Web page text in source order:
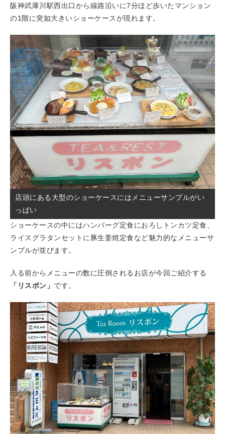
阪神武庫川駅西出口から線路沿いに7分ほど歩いたマンション
の1階に突如大きいショーケースが現れます。
店頭にある大型のショーケースにはメニューサンプルがい
っぱい
ショーケースの中にはハンバーグ定食におろしトンカツ定食、
ライスグラタンセットに豚生姜焼定食など魅力的なメニューサ
ンプルが並びます。
入る前からメニューの数に圧倒されるお店が今回ご紹介する
「リスボン」 です。